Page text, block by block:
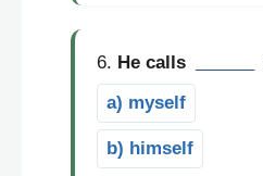
6. He calls
a) myself
b) himself